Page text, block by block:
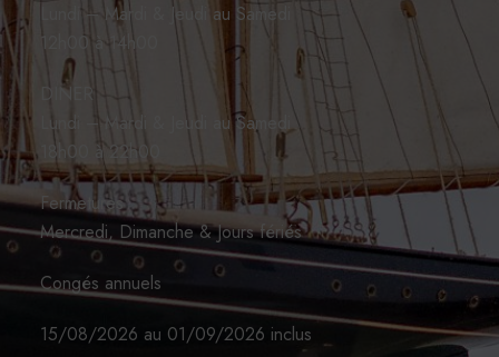
Lundi – Mardi & Jeudi au Samedi
12h00 à 14h00
DINER
Lundi – Mardi & Jeudi au Samedi
18h00 à 22h00
Fermetures
Mercredi, Dimanche & Jours fériés
Congés annuels
15/08/2026 au 01/09/2026 inclus